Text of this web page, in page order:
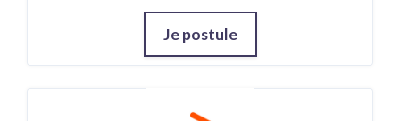
Je postule